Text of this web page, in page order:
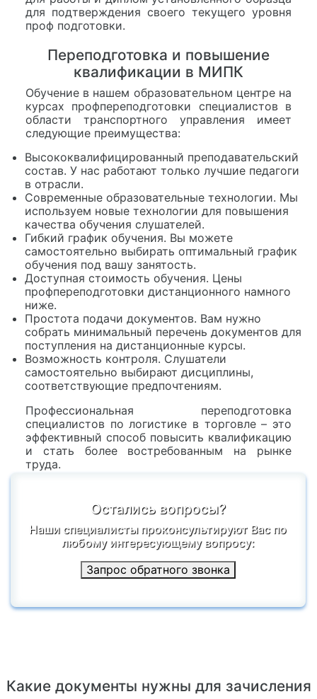
для подтверждения своего текущего уровня
проф подготовки.
Переподготовка и повышение
квалификации в МИПК
Обучение в нашем образовательном центре на
курсах профпереподготовки специалистов в
области транспортного управления имеет
следующие преимущества:
Высококвалифицированный преподавательский
состав. У нас работают только лучшие педагоги
в отрасли.
Современные образовательные технологии. Мы
используем новые технологии для повышения
качества обучения слушателей.
Гибкий график обучения. Вы можете
самостоятельно выбирать оптимальный график
обучения под вашу занятость.
Доступная стоимость обучения. Цены
профпереподготовки дистанционного намного
ниже.
Простота подачи документов. Вам нужно
собрать минимальный перечень документов для
поступления на дистанционные курсы.
Возможность контроля. Слушатели
самостоятельно выбирают дисциплины,
соответствующие предпочтениям.
Профессиональная переподготовка
специалистов по логистике в торговле – это
эффективный способ повысить квалификацию
и стать более востребованным на рынке
труда.
Остались вопросы?
Наши специалисты проконсультируют Вас по
любому интересующему вопросу:
Запрос обратного звонка
Какие документы нужны для зачисления